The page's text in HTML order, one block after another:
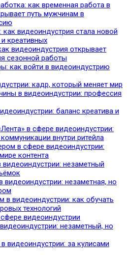
как временная работа в
путь мужчинам в
видеоиндустрия стала новой
креативных
видеоиндустрия открывает
сезонной работы
как войти в видеоиндустрию
кадр, который меняет мир
в видеоиндустрии: профессия
баланс креатива и
в сфере видеоиндустрии:
внутри ритейла
в сфере видеоиндустрии:
контента
видеоиндустрии: незаметный
незаметная, но
в видеоиндустрии: как обучать
технологий
видеоиндустрии
незаметный, но
видеоиндустрии: за кулисами